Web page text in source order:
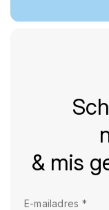
& mis
E-mailadres *